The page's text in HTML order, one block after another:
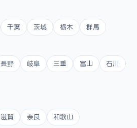
千葉 茨城 栃木 群馬
長野 岐阜 三重 富山 石川
滋賀 奈良 和歌山